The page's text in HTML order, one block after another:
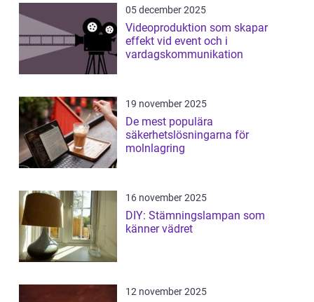
05 december 2025
Videoproduktion som skapar
effekt vid event och i
vardagskommunikation
19 november 2025
De mest populära
säkerhetslösningarna för
molnlagring
16 november 2025
DIY: Stämningslampan som
känner vädret
12 november 2025